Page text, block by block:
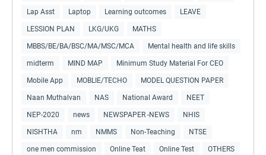
Lap Asst Laptop Learning outcomes LEAVE
LESSION PLAN LKG/UKG MATHS
MBBS/BE/BA/BSC/MA/MSC/MCA Mental health and life skills
midterm MIND MAP Minimum Study Material For CEO
Mobile App MOBLIE/TECHO MODEL QUESTION PAPER
Naan Muthalvan NAS National Award NEET
NEP-2020 news NEWSPAPER -NEWS NHIS
NISHTHA nm NMMS Non-Teaching NTSE
one men commission Online Teat Online Test OTHERS